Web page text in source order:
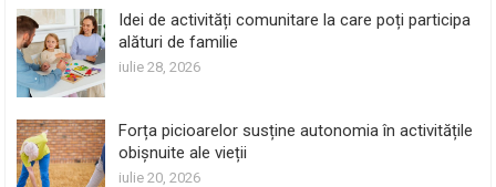
Idei de activități comunitare la care poți participa
alături de familie
iulie 28, 2026
Forța picioarelor susține autonomia în activitățile
obișnuite ale vieții
iulie 20, 2026